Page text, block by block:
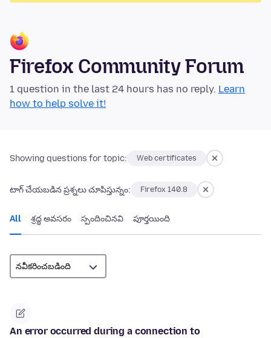
Firefox Community Forum
1 question in the last 24 hours has no reply. Learn
how to help solve it!
Showing questions for topic: Web certificates
టాగ్ చేయబడిన ప్రశ్నలు చూపిస్తున్నం: Firefox 140.8
All శ్రద్ధ అవసరం స్పందించినవి పూర్తయింది
An error occurred during a connection to